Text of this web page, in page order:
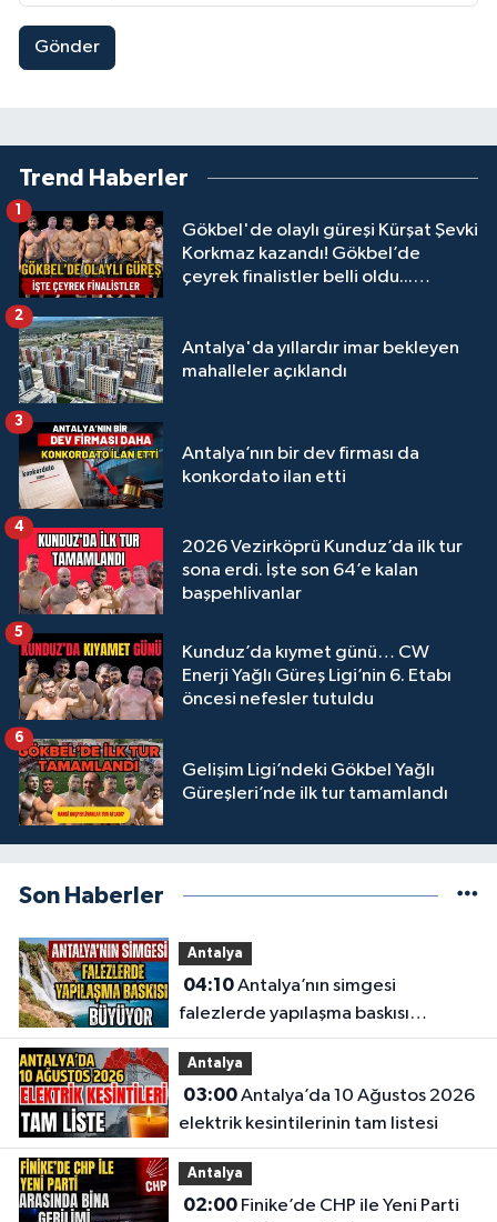
Gönder
Trend Haberler
Gökbel'de olaylı güreşi Kürşat Şevki
Korkmaz kazandı! Gökbel’de
çeyrek finalistler belli oldu...
1
Antalya'da yıllardır imar bekleyen
mahalleler açıklandı
2
Antalya’nın bir dev firması da
konkordato ilan etti
3
2026 Vezirköprü Kunduz’da ilk tur
sona erdi. İşte son 64’e kalan
başpehlivanlar
4
Kunduz’da kıymet günü… CW
Enerji Yağlı Güreş Ligi’nin 6. Etabı
öncesi nefesler tutuldu
5
Gelişim Ligi’ndeki Gökbel Yağlı
Güreşleri’nde ilk tur tamamlandı
6
Son Haberler
Antalya
04:10Antalya’nın simgesi
falezlerde yapılaşma baskısı
büyüyor
Antalya
03:00Antalya’da 10 Ağustos 2026
elektrik kesintilerinin tam listesi
Antalya
02:00Finike’de CHP ile Yeni Parti